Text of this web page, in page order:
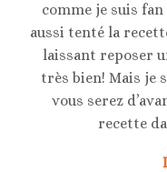
comme je suis
aussi tenté la
laissant reposer
très bien! Mais je
vous serez
recette